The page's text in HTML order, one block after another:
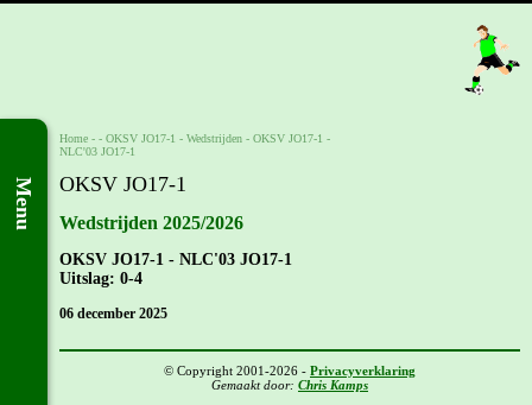
Menu
Home - - OKSV JO17-1 - Wedstrijden - OKSV JO17-1 -
NLC'03 JO17-1
OKSV JO17-1
Wedstrijden 2025/2026
OKSV JO17-1 - NLC'03 JO17-1
Uitslag: 0-4
06 december 2025
© Copyright 2001-2026 - Privacyverklaring
Gemaakt door: Chris Kamps